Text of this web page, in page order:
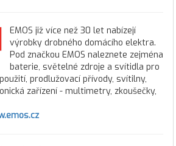
EMOS již více než 30 let nabízejí
výrobky drobného domácího elektra.
Pod značkou EMOS naleznete zejména
baterie, světelné zdroje a svítidla pro
prodlužovací přívody, svítilny,
zařízení - multimetry, zkoušečky,